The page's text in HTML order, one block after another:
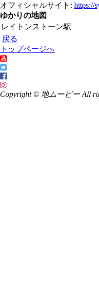
オフィシャルサイト: https://
ゆかりの地図
レイトンストーン駅
戻る
トップページへ
Copyright © 地ムービー All